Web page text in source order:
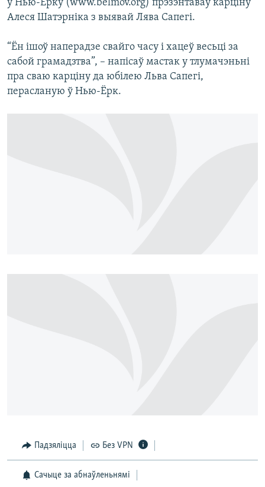
у Нью-Ёрку (www.belmov.org) прэзэнтаваў карціну
Алеся Шатэрніка з выявай Лява Сапегі.
“Ён ішоў наперадзе свайго часу і хацеў весьці за
сабой грамадзтва”, – напісаў мастак у тлумачэньні
пра сваю карціну да юбілею Льва Сапегі,
перасланую ў Нью-Ёрк.
Падзяліцца Без VPN
Сачыце за абнаўленьнямі